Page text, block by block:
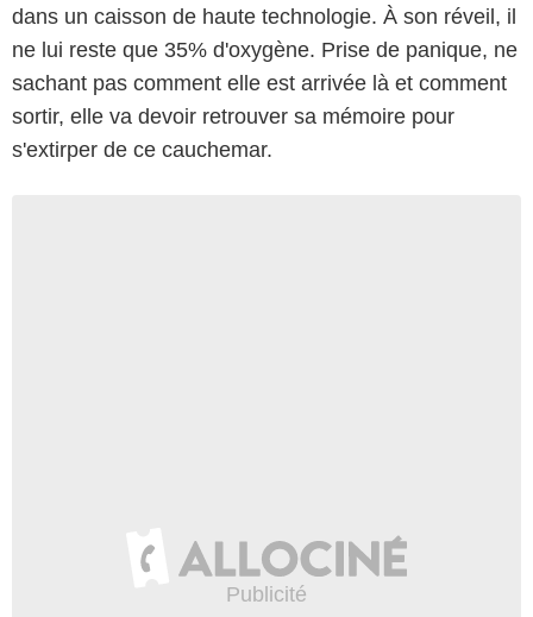
dans un caisson de haute technologie. À son réveil, il
ne lui reste que 35% d'oxygène. Prise de panique, ne
sachant pas comment elle est arrivée là et comment
sortir, elle va devoir retrouver sa mémoire pour
s'extirper de ce cauchemar.